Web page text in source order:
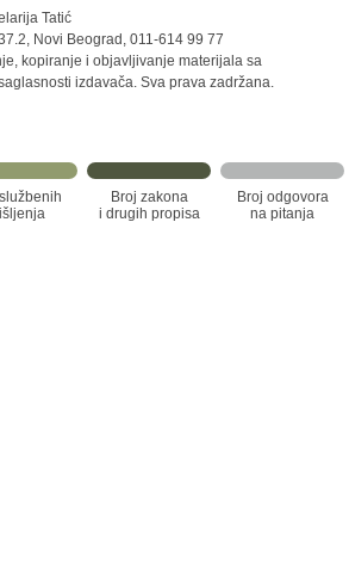
Tatić
Novi Beograd, 011-614 99 77
kopiranje i objavljivanje materijala sa
izdavača. Sva prava zadržana.
Broj zakona
i drugih propisa
Broj odgovora
na pitanja